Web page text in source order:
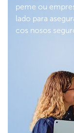
peme ou
lado para
cos nosos